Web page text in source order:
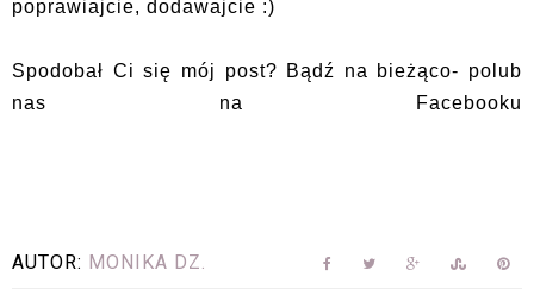
poprawiajcie, dodawajcie :)
Spodobał Ci się mój post? Bądź na bieżąco- polub
nas na Facebooku
AUTOR: MONIKA DZ.